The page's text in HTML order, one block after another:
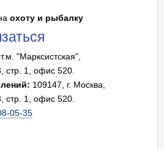
охоту и рыбалку
"Марксистская",
стр. 1, офис 520.
109147, г. Москва,
стр. 1, офис 520.
05-35